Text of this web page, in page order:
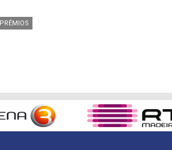
PRÉMIOS